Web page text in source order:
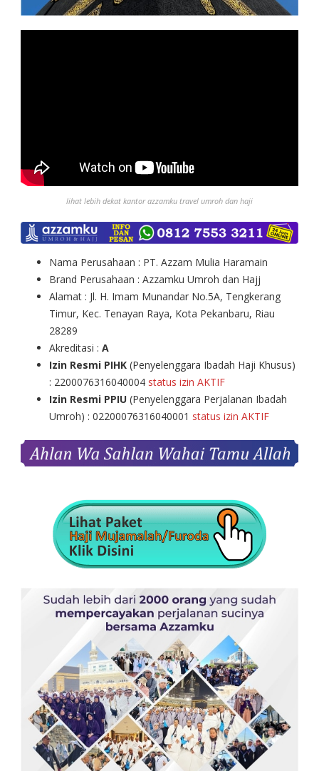
lihat lebih dekat kantor azzamku travel umroh dan haji
Nama Perusahaan : PT. Azzam Mulia Haramain
Brand Perusahaan : Azzamku Umroh dan Hajj
Alamat : Jl. H. Imam Munandar No.5A, Tengkerang
Timur, Kec. Tenayan Raya, Kota Pekanbaru, Riau
28289
Akreditasi : A
Izin Resmi PIHK (Penyelenggara Ibadah Haji Khusus)
: 2200076316040004 status izin AKTIF
Izin Resmi PPIU (Penyelenggara Perjalanan Ibadah
Umroh) : 02200076316040001 status izin AKTIF